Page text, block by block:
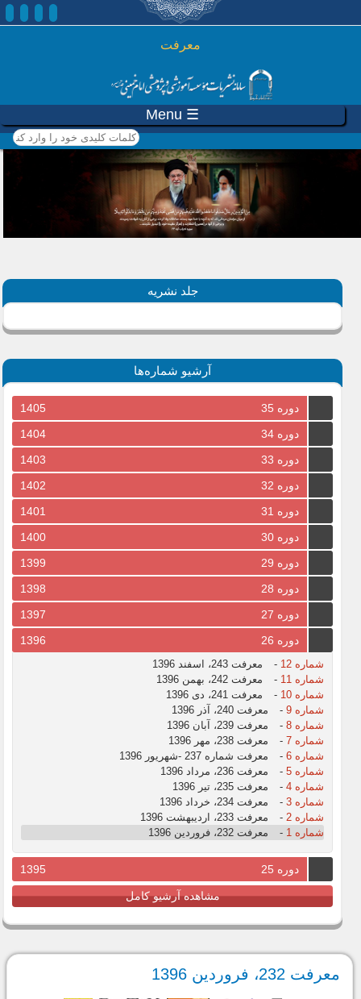
رفتن به محتوای اصلی
معرفت
☰ Menu
کلمات کلیدی خود را وارد
کنید
جلد نشریه
آرشیو شماره‌ها
دوره 35
1405
دوره 34
1404
دوره 33
1403
دوره 32
1402
دوره 31
1401
دوره 30
1400
دوره 29
1399
دوره 28
1398
دوره 27
1397
دوره 26
1396
شماره 12 -
معرفت 243، اسفند 1396
شماره 11
-
معرفت 242، بهمن 1396
شماره 10
-
معرفت 241، دی 1396
شماره 9
-
معرفت 240، آذر 1396
شماره 8
-
معرفت 239، آبان 1396
شماره 7
-
معرفت 238، مهر 1396
شماره 6
-
معرفت شماره 237 -شهریور 1396
شماره 5
-
معرفت 236، مرداد 1396
شماره 4
-
معرفت 235، تیر 1396
شماره 3
-
معرفت 234، خرداد 1396
شماره 2
-
معرفت 233، اردیبهشت 1396
شماره 1
- معرفت 232، فروردین 1396
دوره 25 1395
مشاهده آرشیو کامل
معرفت 232، فروردین 1396